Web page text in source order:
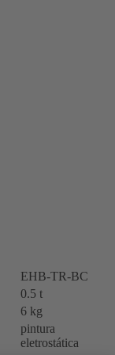
EHB-TR-BC
0.5 t
6 kg
pintura
eletrostática